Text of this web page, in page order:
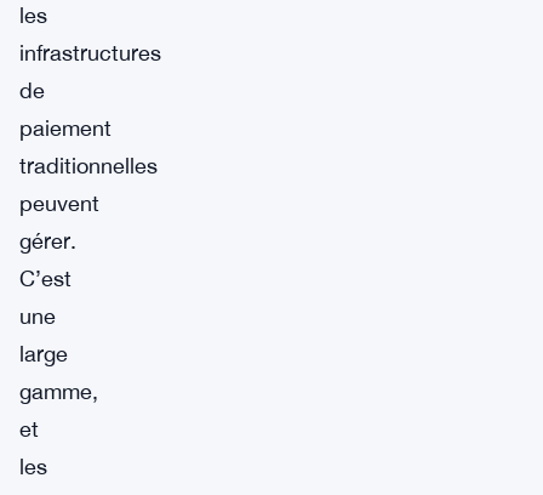
les
infrastructures
de
paiement
traditionnelles
peuvent
gérer.
C’est
une
large
gamme,
et
les